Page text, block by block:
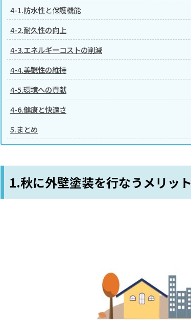
4-1.防水性と保護機能
4-2.耐久性の向上
4-3.エネルギーコストの削減
4-4.美観性の維持
4-5.環境への貢献
4-6.健康と快適さ
5.まとめ
1.秋に外壁塗装を行なうメリット